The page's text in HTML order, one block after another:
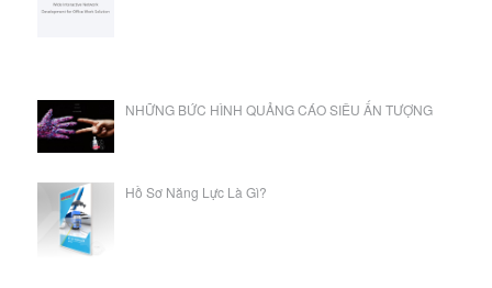
NHỮNG BỨC HÌNH QUẢNG CÁO SIÊU ẤN TƯỢNG
Hồ Sơ Năng Lực Là Gì?